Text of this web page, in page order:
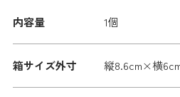
内容量 1個
箱サイズ外寸 縦8.6cm×横